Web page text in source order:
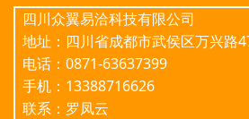
四川众翼易洽科技有限公司
地址：四川省成都市武侯区万兴路
电话：0871-63637399
手机：13388716626
联系：罗凤云